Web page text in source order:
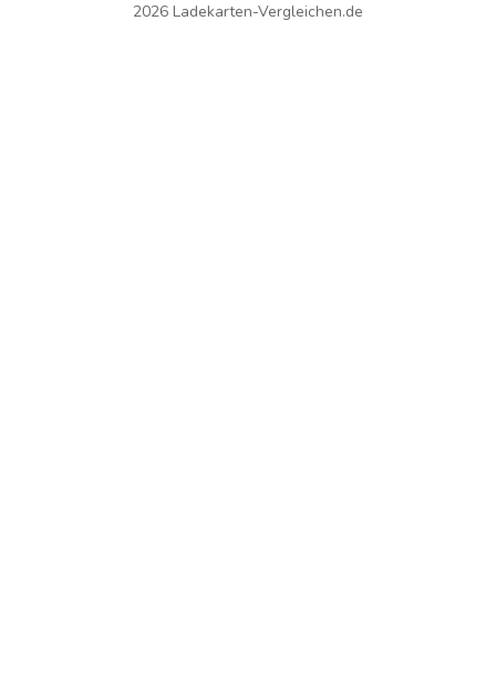
2026 Ladekarten-Vergleichen.de